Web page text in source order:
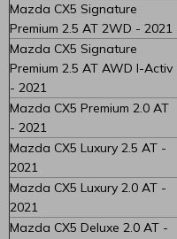
Mazda CX5 Signature
Premium 2.5 AT 2WD - 2021
Mazda CX5 Signature
Premium 2.5 AT AWD I-Activ
- 2021
Mazda CX5 Premium 2.0 AT
- 2021
Mazda CX5 Luxury 2.5 AT -
2021
Mazda CX5 Luxury 2.0 AT -
2021
Mazda CX5 Deluxe 2.0 AT -